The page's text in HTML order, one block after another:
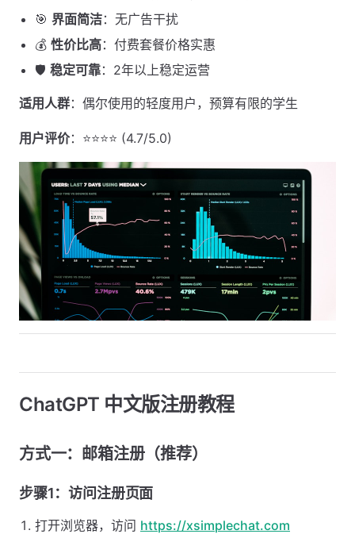
🎯 界面简洁：无广告干扰
💰 性价比高：付费套餐价格实惠
🛡️ 稳定可靠：2年以上稳定运营
适用人群：偶尔使用的轻度用户，预算有限的学生
用户评价：⭐⭐⭐⭐ (4.7/5.0)
ChatGPT 中文版注册教程
方式一：邮箱注册（推荐）
步骤1：访问注册页面
打开浏览器，访问 https://xsimplechat.com